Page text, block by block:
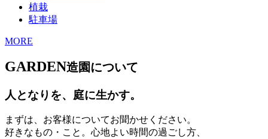
植栽
駐車場
MORE
GARDEN造園について
人となりを、庭に生かす。
まずは、お客様についてお聞かせください。
好きなもの・こと。心地よい時間の過ごし方、